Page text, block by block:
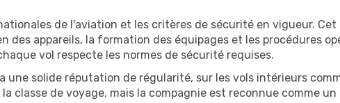
de l'aviation et les critères de sécurité en vigueur.
appareils, la formation des équipages et les procédures
vol respecte les normes de sécurité requises.
une solide réputation de régularité, sur les vols intérieurs
classe de voyage, mais la compagnie est reconnue comme